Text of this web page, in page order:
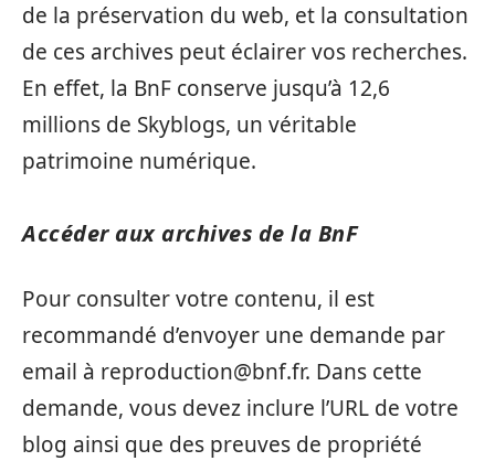
de la préservation du web, et la consultation
de ces archives peut éclairer vos recherches.
En effet, la BnF conserve jusqu’à 12,6
millions de Skyblogs, un véritable
patrimoine numérique.
Accéder aux archives de la BnF
Pour consulter votre contenu, il est
recommandé d’envoyer une demande par
email à reproduction@bnf.fr. Dans cette
demande, vous devez inclure l’URL de votre
blog ainsi que des preuves de propriété